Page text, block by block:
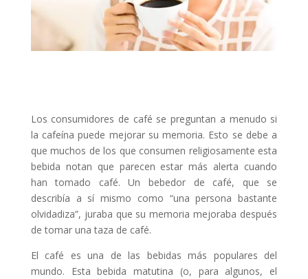
Los consumidores de café se preguntan a menudo si
la cafeína puede mejorar su memoria. Esto se debe a
que muchos de los que consumen religiosamente esta
bebida notan que parecen estar más alerta cuando
han tomado café. Un bebedor de café, que se
describía a sí mismo como “una persona bastante
olvidadiza”, juraba que su memoria mejoraba después
de tomar una taza de café.
El café es una de las bebidas más populares del
mundo. Esta bebida matutina (o, para algunos, el